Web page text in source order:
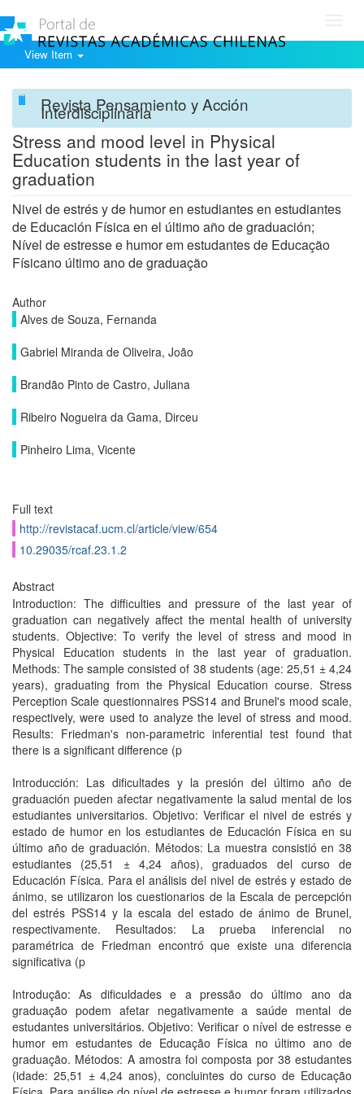
View Item
Revista Pensamiento y Acción
Interdisciplinaria
Stress and mood level in Physical
Education students in the last year of
graduation
Nivel de estrés y de humor en estudiantes en estudiantes
de Educación Física en el último año de graduación;
Nível de estresse e humor em estudantes de Educação
Físicano último ano de graduação
Author
Alves de Souza, Fernanda
Gabriel Miranda de Oliveira, João
Brandão Pinto de Castro, Juliana
Ribeiro Nogueira da Gama, Dirceu
Pinheiro Lima, Vicente
Full text
http://revistacaf.ucm.cl/article/view/654
10.29035/rcaf.23.1.2
Abstract
Introduction: The difficulties and pressure of the last year of
graduation can negatively affect the mental health of university
students. Objective: To verify the level of stress and mood in
Physical Education students in the last year of graduation.
Methods: The sample consisted of 38 students (age: 25,51 ± 4,24
years), graduating from the Physical Education course. Stress
Perception Scale questionnaires PSS14 and Brunel's mood scale,
respectively, were used to analyze the level of stress and mood.
Results: Friedman's non-parametric inferential test found that
there is a significant difference (p
Introducción: Las dificultades y la presión del último año de
graduación pueden afectar negativamente la salud mental de los
estudiantes universitarios. Objetivo: Verificar el nivel de estrés y
estado de humor en los estudiantes de Educación Física en su
último año de graduación. Métodos: La muestra consistió en 38
estudiantes (25,51 ± 4,24 años), graduados del curso de
Educación Física. Para el análisis del nivel de estrés y estado de
ánimo, se utilizaron los cuestionarios de la Escala de percepción
del estrés PSS14 y la escala del estado de ánimo de Brunel,
respectivamente. Resultados: La prueba inferencial no
paramétrica de Friedman encontró que existe una diferencia
significativa (p
Introdução: As dificuldades e a pressão do último ano da
graduação podem afetar negativamente a saúde mental de
estudantes universitários. Objetivo: Verificar o nível de estresse e
humor em estudantes de Educação Física no último ano de
graduação. Métodos: A amostra foi composta por 38 estudantes
(idade: 25,51 ± 4,24 anos), concluintes do curso de Educação